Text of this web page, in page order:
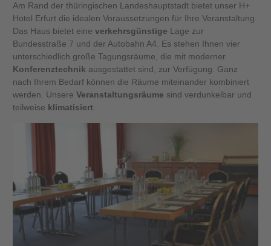
Am Rand der thüringischen Landeshauptstadt bietet unser H+
Hotel Erfurt die idealen Voraussetzungen für Ihre Veranstaltung.
Das Haus bietet eine verkehrsgünstige Lage zur
Bundesstraße 7 und der Autobahn A4. Es stehen Ihnen vier
unterschiedlich große Tagungsräume, die mit moderner
Konferenztechnik ausgestattet sind, zur Verfügung. Ganz
nach Ihrem Bedarf können die Räume miteinander kombiniert
werden. Unsere Veranstaltungsräume sind verdunkelbar und
teilweise klimatisiert